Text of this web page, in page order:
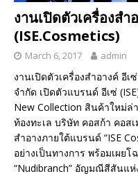
งานเปิดตัวเครื่องสำ
(ISE.Cosmetics)
March 6, 2017 admin
งานเปิดตัวเครื่องสำอางค์ อีเ
จำกัด เปิดตัวแบรนด์ อีเซ่
New Collection สินค้าใหม่
ท้องทะเล บริษัท คอสก้า คอส
สำอางภายใต้แบรนด์ “ISE
อย่างเป็นทางการ พร้อมเผย
“Nudibranch” อัญมณีสีสันแ